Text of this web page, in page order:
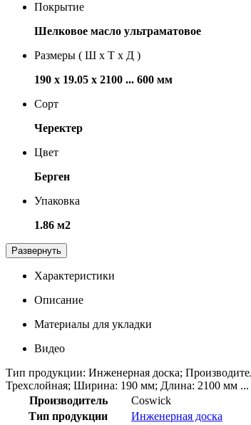
Покрытие
Шелковое масло ультраматовое
Размеры ( Ш х Т х Д )
190 х 19.05 х 2100 ... 600 мм
Сорт
Черектер
Цвет
Берген
Упаковка
1.86 м2
Развернуть
Характеристики
Описание
Материалы для укладки
Видео
Тип продукции: Инженерная доска;
Трехслойная; Ширина: 190 мм; Длина: 2100 мм
Производитель
Coswick
Тип продукции
Инженерная доска